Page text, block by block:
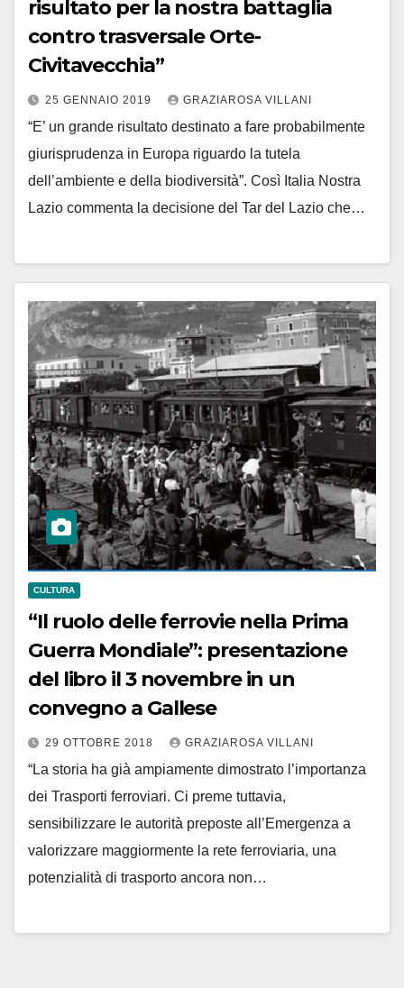
risultato per la nostra battaglia
contro trasversale Orte-
Civitavecchia”
25 GENNAIO 2019 GRAZIAROSA VILLANI
“E’ un grande risultato destinato a fare probabilmente
giurisprudenza in Europa riguardo la tutela
dell’ambiente e della biodiversità”. Così Italia Nostra
Lazio commenta la decisione del Tar del Lazio che…
CULTURA
“Il ruolo delle ferrovie nella Prima
Guerra Mondiale”: presentazione
del libro il 3 novembre in un
convegno a Gallese
29 OTTOBRE 2018 GRAZIAROSA VILLANI
“La storia ha già ampiamente dimostrato l’importanza
dei Trasporti ferroviari. Ci preme tuttavia,
sensibilizzare le autorità preposte all’Emergenza a
valorizzare maggiormente la rete ferroviaria, una
potenzialità di trasporto ancora non…